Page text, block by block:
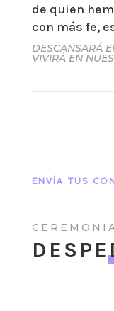
de quien
con más fe,
DESCANSARÁ
VIVIRÁ EN
ENVÍA TUS